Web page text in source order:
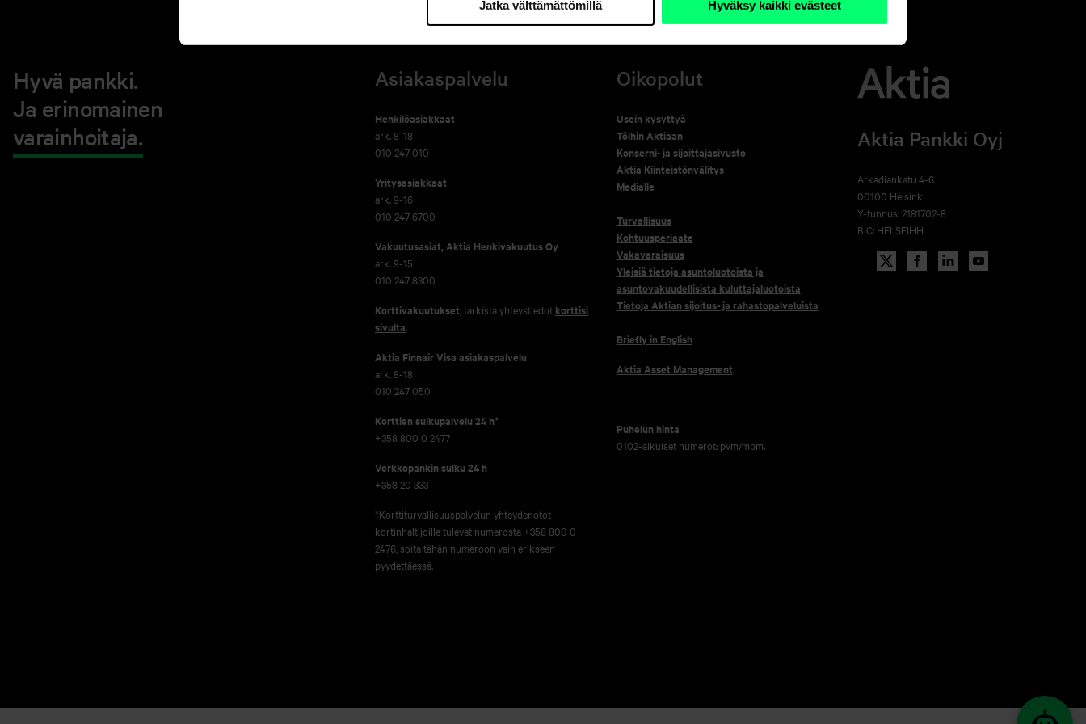
Jatka välttämättömillä Hyväksy kaikki evästeet
Hyvä pankki.
Ja erinomainen
varainhoitaja.
Asiakaspalvelu
Henkilöasiakkaat
ark. 8-18
010 247 010
Yritysasiakkaat
ark. 9-16
010 247 6700
Vakuutusasiat, Aktia Henkivakuutus Oy
ark. 9-15
010 247 8300
Korttivakuutukset , tarkista yhteystiedot korttisi
sivulta.
Aktia Finnair Visa asiakaspalvelu
ark. 8-18
010 247 050
Korttien sulkupalvelu 24 h*
+358 800 0 2477
Verkko­pankin sulku 24 h
+358 20 333
*Korttiturvallisuuspalvelun yhteydenotot
kortinhaltijoille tulevat numerosta +358 800 0
2476, soita tähän numeroon vain erikseen
pyydettäessä.
Oikopolut
Usein kysyttyä
Töihin Aktiaan
Konserni- ja sijoittajasivusto
Aktia Kiinteistönvälitys
Medialle
Turvallisuus
Kohtuusperiaate
Vakavaraisuus
Yleisiä tietoja asuntoluotoista ja
asuntovakuudellisista kuluttajaluotoista
Tietoja Aktian sijoitus- ja rahastopalveluista
Briefly in English
Aktia Asset Management
Puhelun hinta
0102-alkuiset numerot: pvm/mpm.
Aktia Pankki Oyj
Arkadiankatu 4-6
00100 Helsinki
Y-tunnus: 2181702-8
BIC: HELSFIHH